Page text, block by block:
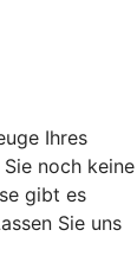
Ihres
noch keine
gibt es
Sie uns